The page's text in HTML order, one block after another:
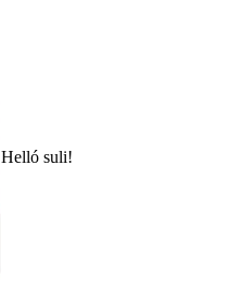
Helló suli!